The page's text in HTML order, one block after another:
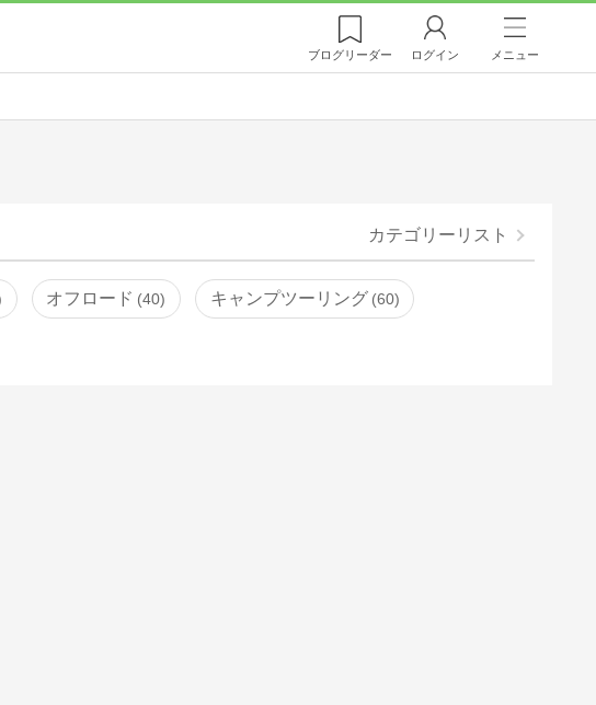
ブログリーダー ログイン メニュー
カテゴリーリスト
オフロード 40 キャンプツーリング 60